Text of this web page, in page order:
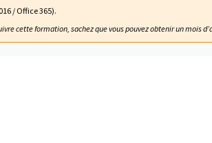
/ Office 365).
cette formation, sachez que vous pouvez obtenir un mois